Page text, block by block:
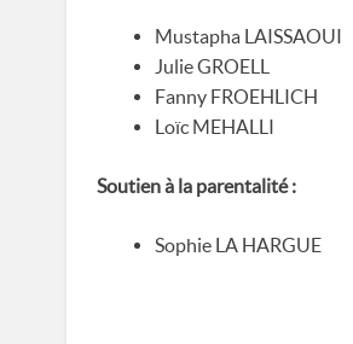
Mustapha LAISSAOUI
Julie GROELL
Fanny FROEHLICH
Loïc MEHALLI
Soutien à la parentalité :
Sophie LA HARGUE